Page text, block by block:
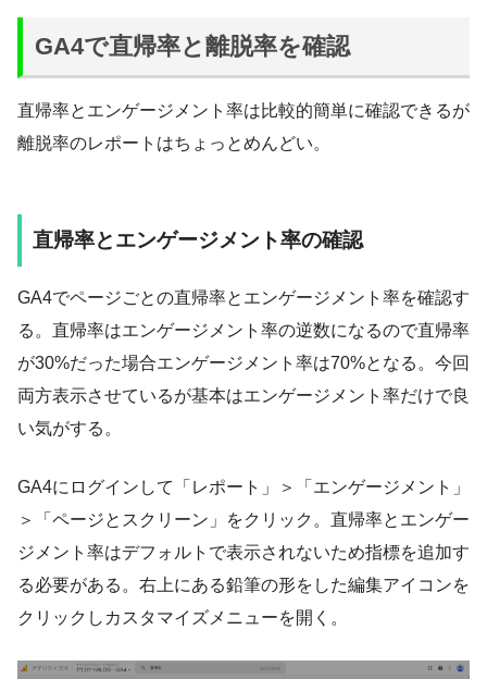
GA4で直帰率と離脱率を確認
直帰率とエンゲージメント率は比較的簡単に確認できるが
離脱率のレポートはちょっとめんどい。
直帰率とエンゲージメント率の確認
GA4でページごとの直帰率とエンゲージメント率を確認す
る。直帰率はエンゲージメント率の逆数になるので直帰率
が30%だった場合エンゲージメント率は70%となる。今回
両方表示させているが基本はエンゲージメント率だけで良
い気がする。
GA4にログインして「レポート」＞「エンゲージメント」
＞「ページとスクリーン」をクリック。直帰率とエンゲー
ジメント率はデフォルトで表示されないため指標を追加す
る必要がある。右上にある鉛筆の形をした編集アイコンを
クリックしカスタマイズメニューを開く。